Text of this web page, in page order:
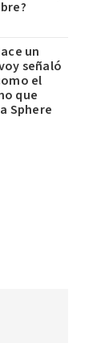
un
señaló
el
que
Sphere